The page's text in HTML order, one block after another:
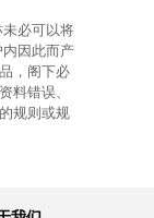
必可以将
因此而产
，阁下必
料错误、
规则或规